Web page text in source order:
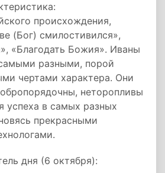
происхождения,
(Бог) смилостивился»,
«Благодать Божия». Иваны
разными, порой
чертами характера. Они
неторопливы
успеха в самых разных
прекрасными
дня (6 октября):